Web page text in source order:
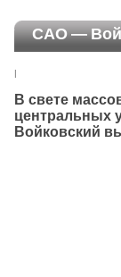
САО —
|
В свете
центральных
Войковский